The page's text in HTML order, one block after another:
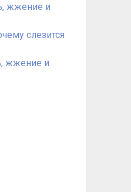
жжение и
слезится
жжение и